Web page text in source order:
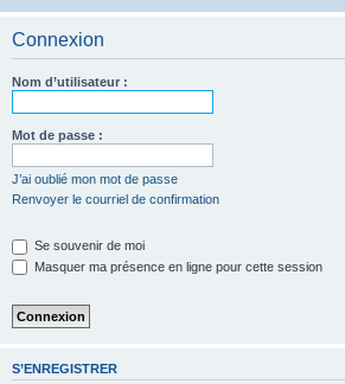
Connexion
Nom d’utilisateur :
Mot de passe :
J’ai oublié mon mot de passe
Renvoyer le courriel de confirmation
Se souvenir de moi
Masquer ma présence en ligne pour cette session
S’ENREGISTRER